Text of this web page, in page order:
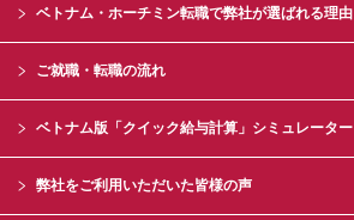
ベトナム・ホーチミン転職で弊社が選ばれる理由
ご就職・転職の流れ
ベトナム版「クイック給与計算」シミュレーター
弊社をご利用いただいた皆様の声